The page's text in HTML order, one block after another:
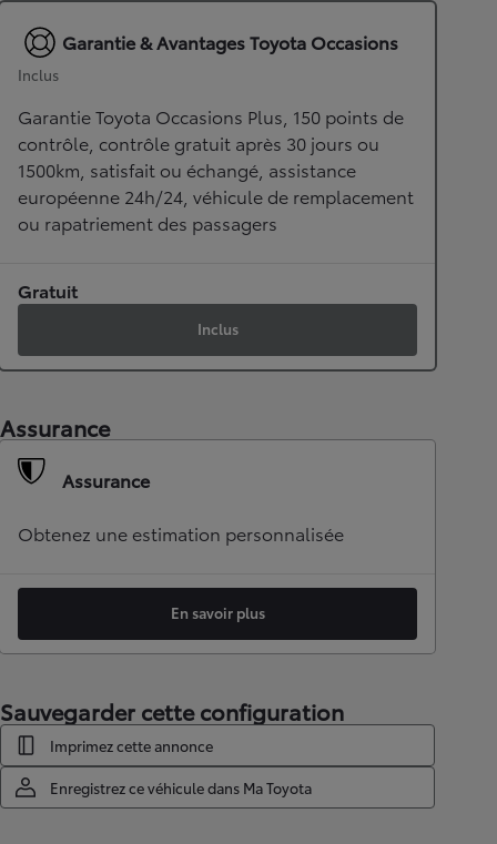
Garantie & Avantages Toyota Occasions
Inclus
Garantie Toyota Occasions Plus, 150 points de
contrôle, contrôle gratuit après 30 jours ou
1500km, satisfait ou échangé, assistance
européenne 24h/24, véhicule de remplacement
ou rapatriement des passagers
Gratuit
Inclus
Assurance
Assurance
Obtenez une estimation personnalisée
En savoir plus
Sauvegarder cette configuration
Imprimez cette annonce
Enregistrez ce véhicule dans Ma Toyota